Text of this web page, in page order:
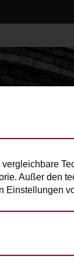
Außer den
Einstellungen